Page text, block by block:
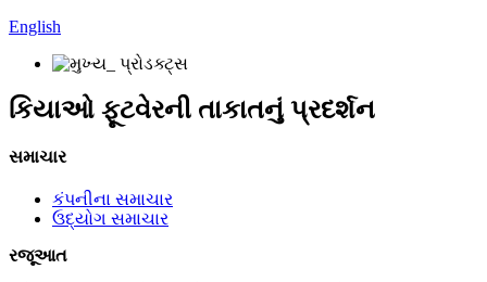
English
કિયાઓ ફૂટવેરની તાકાતનું પ્રદર્શન
સમાચાર
કંપનીના સમાચાર
ઉદ્યોગ સમાચાર
રજૂઆત